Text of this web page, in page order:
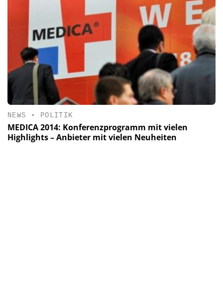
NEWS • POLITIK
MEDICA 2014: Konferenzprogramm mit vielen
Highlights – Anbieter mit vielen Neuheiten